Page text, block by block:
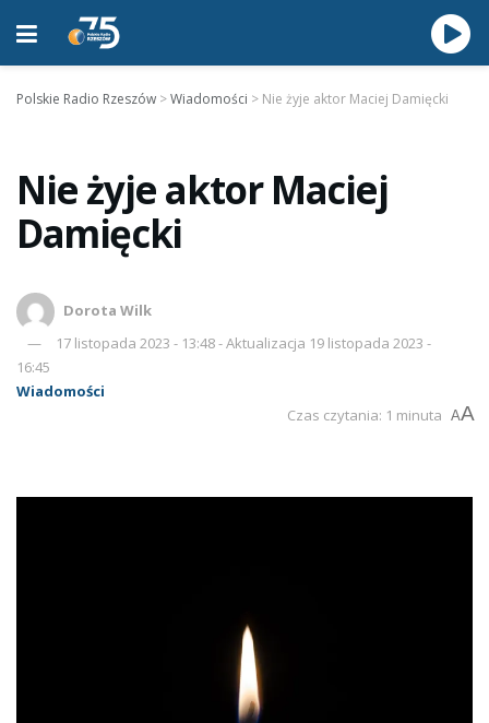
Polskie Radio Rzeszów >Wiadomości > Nie żyje aktor Maciej Damięcki
Nie żyje aktor Maciej
Damięcki
Dorota Wilk
17 listopada 2023 - 13:48 - Aktualizacja 19 listopada 2023 -
16:45
Wiadomości
Czas czytania: 1 minuta AA